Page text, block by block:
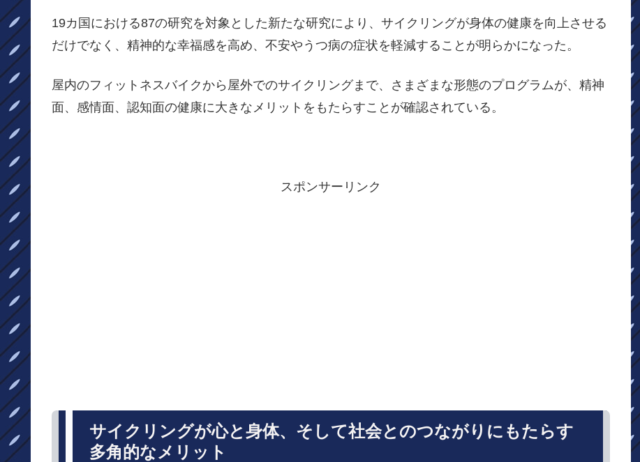
19カ国における87の研究を対象とした新たな研究により、サイクリングが身体の健康を向上させる
だけでなく、精神的な幸福感を高め、不安やうつ病の症状を軽減することが明らかになった。
屋内のフィットネスバイクから屋外でのサイクリングまで、さまざまな形態のプログラムが、精神
面、感情面、認知面の健康に大きなメリットをもたらすことが確認されている。
スポンサーリンク
サイクリングが心と身体、そして社会とのつながりにもたらす
多角的なメリット